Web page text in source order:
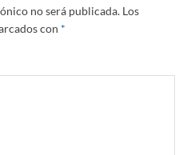
no será publicada. Los
con *